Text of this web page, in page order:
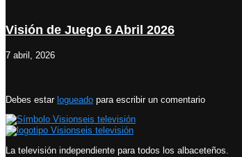
Visión de Juego 6 Abril 2026
7 abril, 2026
Debes estar logueado para escribir un comentario
La televisión independiente para todos los albaceteños.